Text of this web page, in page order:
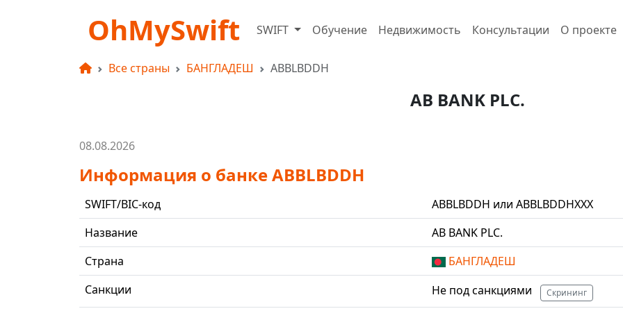
OhMySwift SWIFT Обучение Недвижимость Консультации О проекте
Все страны БАНГЛАДЕШ ABBLBDDH
AB BANK PLC.
08.08.2026
Информация о банке ABBLBDDH
SWIFT/BIC-код
ABBLBDDH или ABBLBDDHXXX
Название
AB BANK PLC.
Страна
БАНГЛАДЕШ
Санкции
Не под санкциями Скрининг